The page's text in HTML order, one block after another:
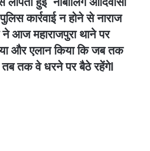
कार्रवाई न होने से नाराज
ने आज महाराजपुरा थाने पर
और एलान किया कि जब तक
तब तक वे धरने पर बैठे रहेंगेl